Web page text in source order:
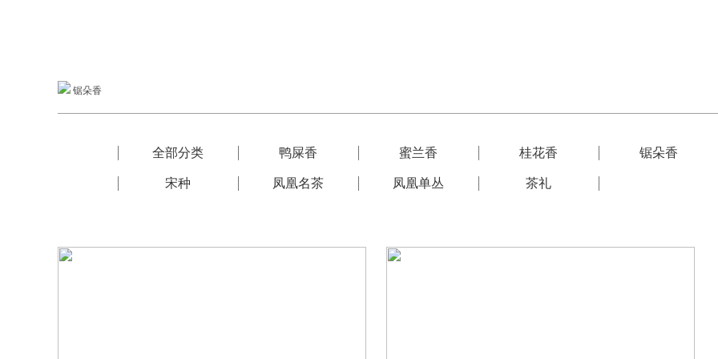
锯朵香
全部分类 鸭屎香 蜜兰香 桂花香 锯朵香
宋种 凤凰名茶 凤凰单丛 茶礼